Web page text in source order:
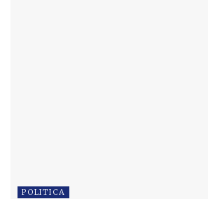
POLITICA